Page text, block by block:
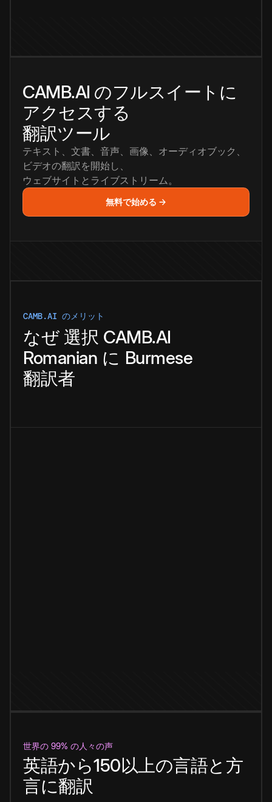
CAMB.AI のフルスイートに
アクセスする
翻訳ツール
テキスト、文書、音声、画像、オーディオブック、
ビデオの翻訳を開始し、
ウェブサイトとライブストリーム。
無料で始める →
CAMB.AI のメリット
なぜ 選択 CAMB.AI
Romanian に Burmese
翻訳者
世界の 99% の人々の声
英語から150以上の言語と方
言に翻訳